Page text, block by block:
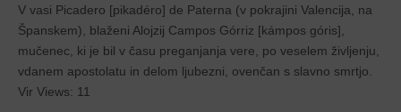
V vasi Picadero [pikadéro] de Paterna (v pokrajini Valencija, na
Španskem), blaženi Alojzij Campos Górriz [kámpos góris],
mučenec, ki je bil v času preganjanja vere, po veselem življenju,
vdanem apostolatu in delom ljubezni, ovenčan s slavno smrtjo.
Vir Views: 11